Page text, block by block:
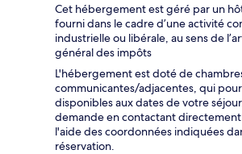
Cet hébergement est géré par un
fourni dans le cadre d’une activité
industrielle ou libérale, au sens de
général des impôts
L'hébergement est doté de
communicantes/adjacentes, qui
disponibles aux dates de votre
demande en contactant
l'aide des coordonnées indiquées
réservation.